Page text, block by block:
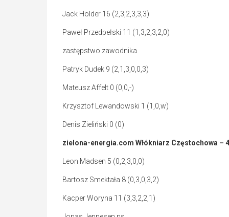
Jack Holder 16 (2,3,2,3,3,3)
Paweł Przedpełski 11 (1,3,2,3,2,0)
zastępstwo zawodnika
Patryk Dudek 9 (2,1,3,0,0,3)
Mateusz Affelt 0 (0,0,-)
Krzysztof Lewandowski 1 (1,0,w)
Denis Zieliński 0 (0)
zielona-energia.com Włókniarz Częstochowa –
Leon Madsen 5 (0,2,3,0,0)
Bartosz Smektała 8 (0,3,0,3,2)
Kacper Woryna 11 (3,3,2,2,1)